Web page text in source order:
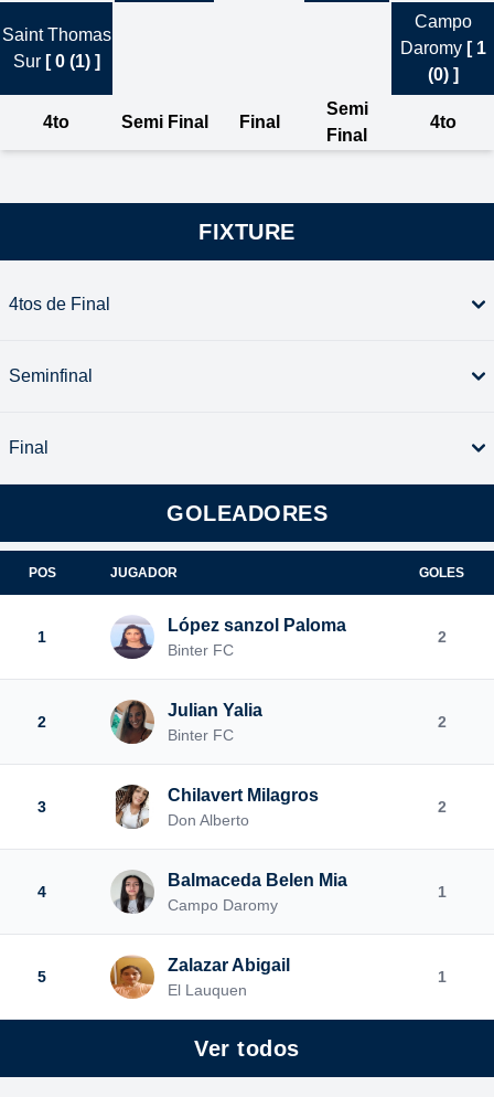
4to Semi Final Final
Semi
Final
4to
Saint Thomas
Sur [ 0 (1) ]
Campo
Daromy [ 1
(0) ]
FIXTURE
4tos de Final
Seminfinal
Final
GOLEADORES
POS JUGADOR GOLES
1
López sanzol Paloma
Binter FC
2
2
Julian Yalia
Binter FC
2
3
Chilavert Milagros
Don Alberto
2
4
Balmaceda Belen Mia
Campo Daromy
1
5
Zalazar Abigail
El Lauquen
1
Ver todos